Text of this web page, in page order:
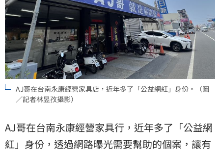
AJ哥在台南永康經營家具店，近年多了「公益網紅」身份。（圖
／記者林昱孜攝影）
AJ哥在台南永康經營家具行，近年多了「公益網
紅」身份，透過網路曝光需要幫助的個案，讓有